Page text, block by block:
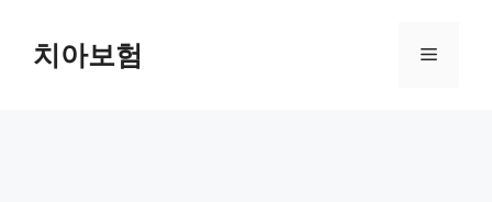
content치아보험 Menu